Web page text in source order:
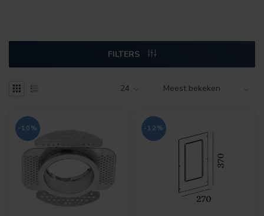
FILTERS
-10% -12%